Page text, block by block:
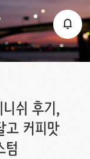
쉬 후기,
고 커피맛
텀